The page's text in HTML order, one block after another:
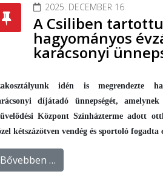
2025. DECEMBER 16
A Csiliben
hagyományos
karácsonyi
idén is megrendezte
díjátadó ünnepségét,
Központ Színházterme adott
kétszázötven vendég és sportoló fogadta
Bővebben …